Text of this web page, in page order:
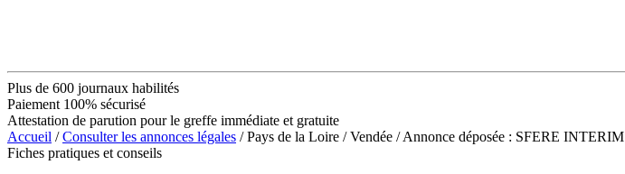
Plus de 600 journaux habilités
Paiement 100% sécurisé
Attestation de parution pour le greffe immédiate et gratuite
Accueil /Consulter les annonces légales / Pays de la Loire / Vendée / Annonce déposée : SFERE INTERIM
Fiches pratiques et conseils